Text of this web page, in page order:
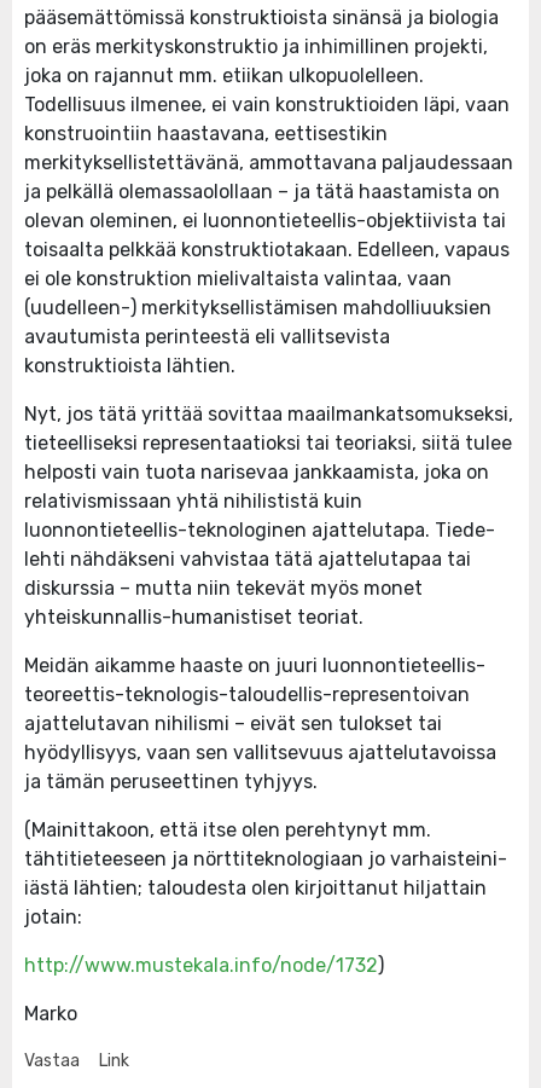
pääsemättömissä konstruktioista sinänsä ja biologia
on eräs merkityskonstruktio ja inhimillinen projekti,
joka on rajannut mm. etiikan ulkopuolelleen.
Todellisuus ilmenee, ei vain konstruktioiden läpi, vaan
konstruointiin haastavana, eettisestikin
merkityksellistettävänä, ammottavana paljaudessaan
ja pelkällä olemassaolollaan – ja tätä haastamista on
olevan oleminen, ei luonnontieteellis-objektiivista tai
toisaalta pelkkää konstruktiotakaan. Edelleen, vapaus
ei ole konstruktion mielivaltaista valintaa, vaan
(uudelleen-) merkityksellistämisen mahdolliuuksien
avautumista perinteestä eli vallitsevista
konstruktioista lähtien.
Nyt, jos tätä yrittää sovittaa maailmankatsomukseksi,
tieteelliseksi representaatioksi tai teoriaksi, siitä tulee
helposti vain tuota narisevaa jankkaamista, joka on
relativismissaan yhtä nihilististä kuin
luonnontieteellis-teknologinen ajattelutapa. Tiede-
lehti nähdäkseni vahvistaa tätä ajattelutapaa tai
diskurssia – mutta niin tekevät myös monet
yhteiskunnallis-humanistiset teoriat.
Meidän aikamme haaste on juuri luonnontieteellis-
teoreettis-teknologis-taloudellis-representoivan
ajattelutavan nihilismi – eivät sen tulokset tai
hyödyllisyys, vaan sen vallitsevuus ajattelutavoissa
ja tämän peruseettinen tyhjyys.
(Mainittakoon, että itse olen perehtynyt mm.
tähtitieteeseen ja nörttiteknologiaan jo varhaisteini-
iästä lähtien; taloudesta olen kirjoittanut hiljattain
jotain:
http://www.mustekala.info/node/1732)
Marko
Vastaa Link